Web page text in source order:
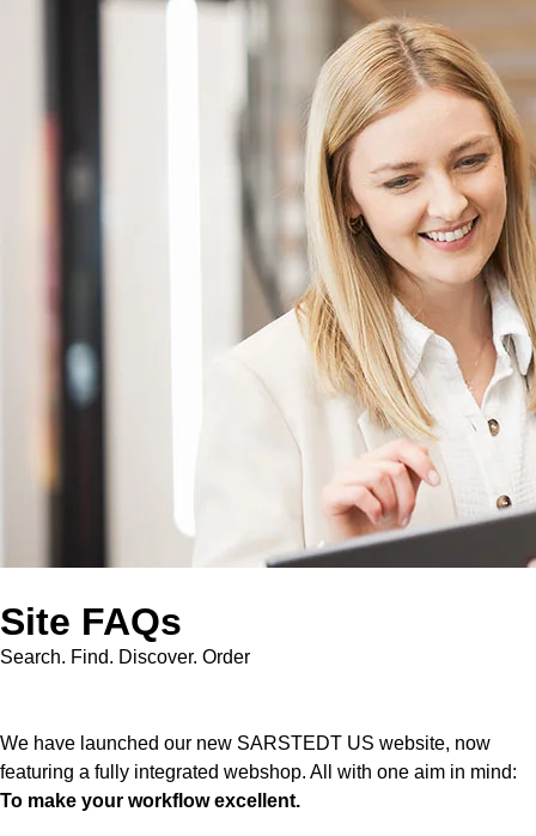
Site FAQs
Search. Find. Discover. Order
We have launched our new SARSTEDT US website, now
featuring a fully integrated webshop. All with one aim in mind:
To make your workflow excellent.